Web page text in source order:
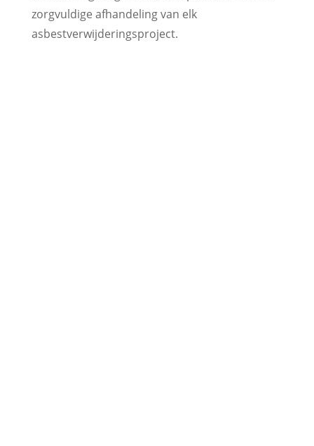
zorgvuldige afhandeling van elk
asbestverwijderingsproject.